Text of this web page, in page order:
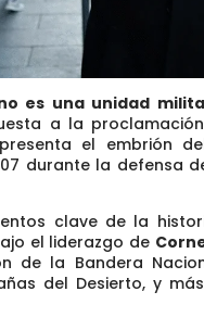
es una unidad
a la
el embrión
durante la defensa
clave de la
el liderazgo de
de la Bandera
del Desierto, y